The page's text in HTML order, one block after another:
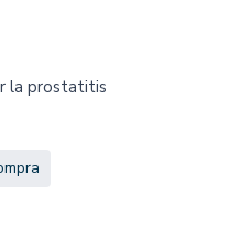
la prostatitis